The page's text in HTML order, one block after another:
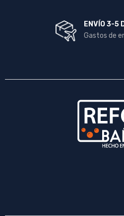
ENVÍO 3-5
Gastos de